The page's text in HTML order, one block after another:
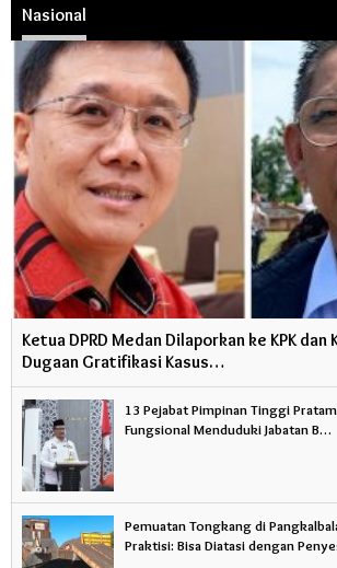
Nasional
Ketua DPRD Medan Dilaporkan ke KPK
Dugaan Gratifikasi Kasus…
13 Pejabat Pimpinan Tinggi
Fungsional Menduduki Jabatan B…
Pemuatan Tongkang di
Praktisi: Bisa Diatasi dengan